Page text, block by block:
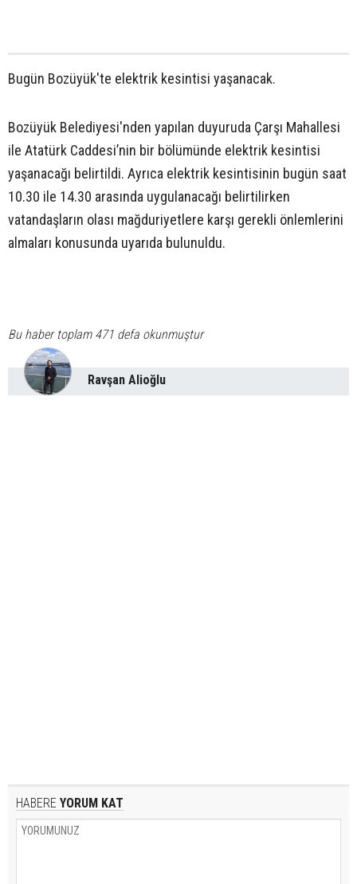
Bugün Bozüyük'te elektrik kesintisi yaşanacak.
Bozüyük Belediyesi'nden yapılan duyuruda Çarşı Mahallesi
ile Atatürk Caddesi’nin bir bölümünde elektrik kesintisi
yaşanacağı belirtildi. Ayrıca elektrik kesintisinin bugün saat
10.30 ile 14.30 arasında uygulanacağı belirtilirken
vatandaşların olası mağduriyetlere karşı gerekli önlemlerini
almaları konusunda uyarıda bulunuldu.
Bu haber toplam 471 defa okunmuştur
Ravşan Alioğlu
HABERE YORUM KAT